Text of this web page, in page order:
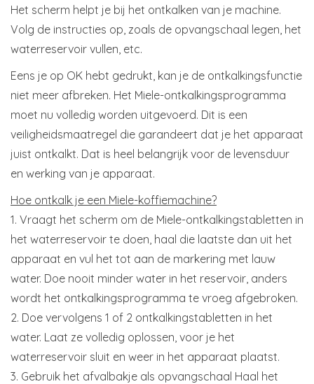
Het scherm helpt je bij het ontkalken van je machine.
Volg de instructies op, zoals de opvangschaal legen, het
waterreservoir vullen, etc.
Eens je op OK hebt gedrukt, kan je de ontkalkingsfunctie
niet meer afbreken. Het Miele-ontkalkingsprogramma
moet nu volledig worden uitgevoerd. Dit is een
veiligheidsmaatregel die garandeert dat je het apparaat
juist ontkalkt. Dat is heel belangrijk voor de levensduur
en werking van je apparaat.
Hoe ontkalk je een Miele-koffiemachine?
1. Vraagt het scherm om de Miele-ontkalkingstabletten in
het waterreservoir te doen, haal die laatste dan uit het
apparaat en vul het tot aan de markering met lauw
water. Doe nooit minder water in het reservoir, anders
wordt het ontkalkingsprogramma te vroeg afgebroken.
2. Doe vervolgens 1 of 2 ontkalkingstabletten in het
water. Laat ze volledig oplossen, voor je het
waterreservoir sluit en weer in het apparaat plaatst.
3. Gebruik het afvalbakje als opvangschaal Haal het